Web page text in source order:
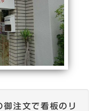
注文で看板のリ